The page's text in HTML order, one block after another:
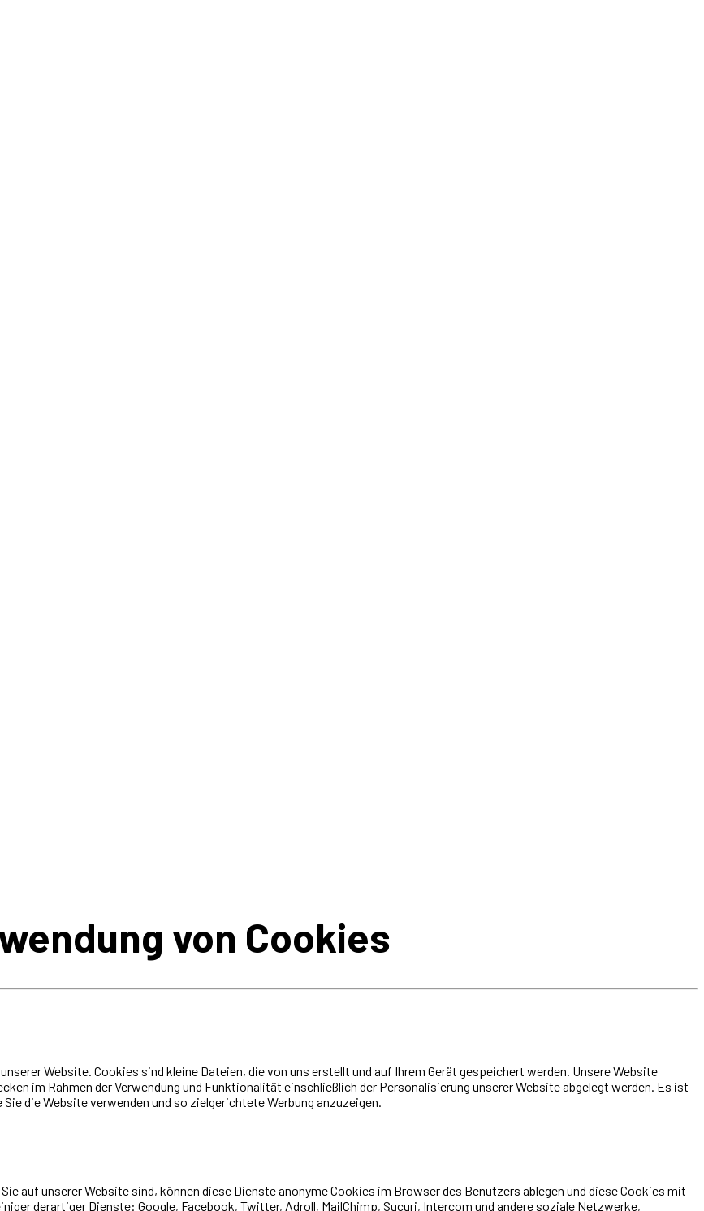
von Cookies
Website. Cookies sind kleine Dateien, die von uns erstellt und auf Ihrem Gerät gespeichert werden. Unsere Website
im Rahmen der Verwendung und Funktionalität einschließlich der Personalisierung unserer Website abgelegt werden. Es ist
die Website verwenden und so zielgerichtete Werbung anzuzeigen.
auf unserer Website sind, können diese Dienste anonyme Cookies im Browser des Benutzers ablegen und diese Cookies mit
derartiger Dienste: Google, Facebook, Twitter, Adroll, MailChimp, Sucuri, Intercom und andere soziale Netzwerke,